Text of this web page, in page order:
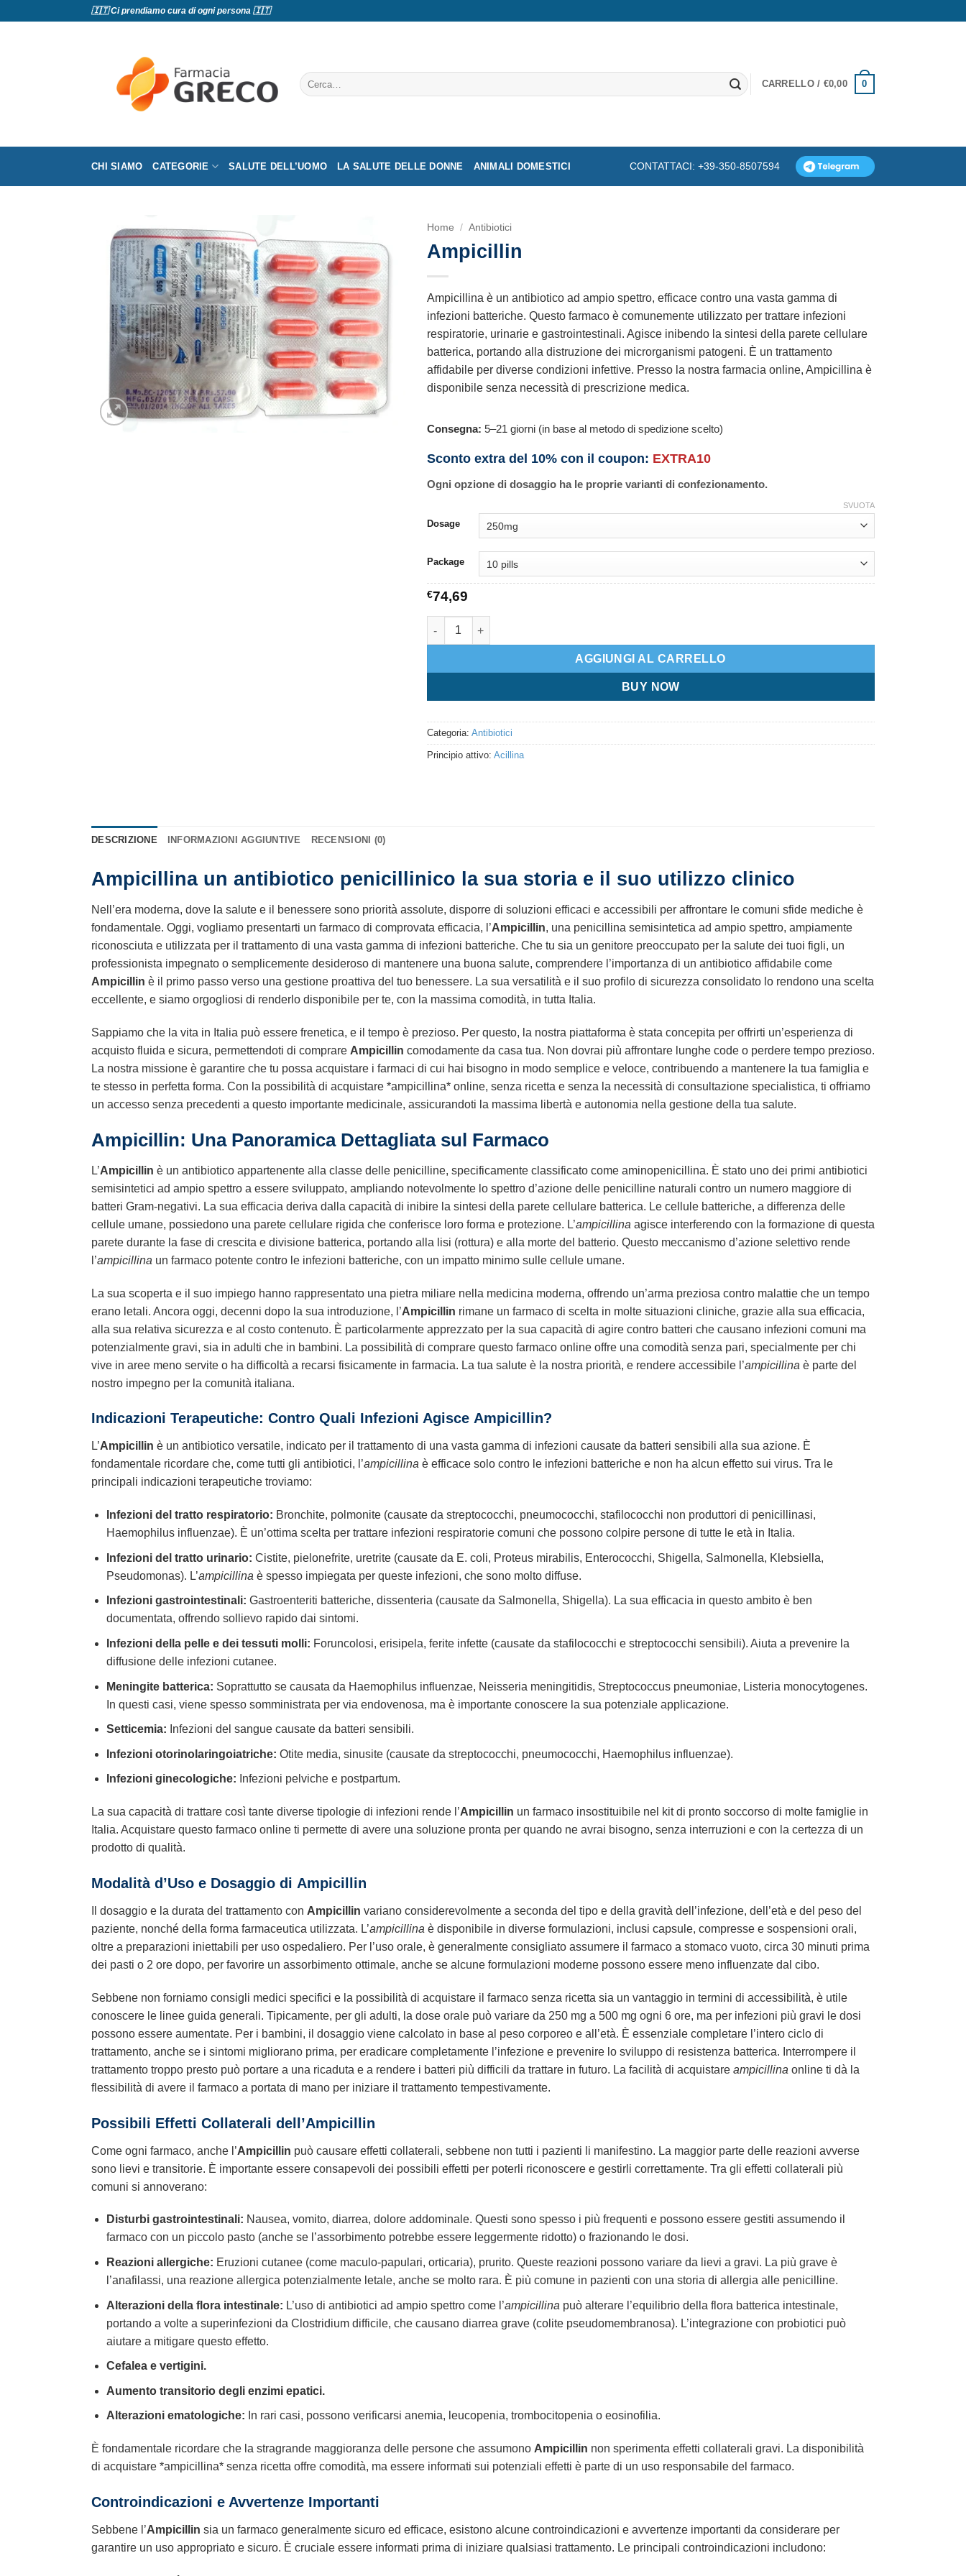
🇮🇹 Ci prendiamo cura di ogni persona 🇮🇹
Cerca:
CARRELLO / €0,00 0
CHI SIAMO CATEGORIE SALUTE DELL’UOMO LA SALUTE DELLE DONNE ANIMALI DOMESTICI CONTATTACI: +39-350-8507594
Home / Antibiotici
Ampicillin
Ampicillina è un antibiotico ad ampio spettro, efficace contro una vasta gamma di
infezioni batteriche. Questo farmaco è comunemente utilizzato per trattare infezioni
respiratorie, urinarie e gastrointestinali. Agisce inibendo la sintesi della parete cellulare
batterica, portando alla distruzione dei microrganismi patogeni. È un trattamento
affidabile per diverse condizioni infettive. Presso la nostra farmacia online, Ampicillina è
disponibile senza necessità di prescrizione medica.
Consegna: 5–21 giorni (in base al metodo di spedizione scelto)
Sconto extra del 10% con il coupon: EXTRA10
Ogni opzione di dosaggio ha le proprie varianti di confezionamento.
Dosage
Package
SVUOTA
€74,69
Ampicillin quantità
AGGIUNGI AL CARRELLO
BUY NOW
Categoria: Antibiotici
Principio attivo: Acillina
DESCRIZIONE INFORMAZIONI AGGIUNTIVE RECENSIONI (0)
Ampicillina un antibiotico penicillinico la sua storia e il suo utilizzo clinico
Nell’era moderna, dove la salute e il benessere sono priorità assolute, disporre di soluzioni efficaci e accessibili per affrontare le comuni sfide mediche è
fondamentale. Oggi, vogliamo presentarti un farmaco di comprovata efficacia, l’Ampicillin, una penicillina semisintetica ad ampio spettro, ampiamente
riconosciuta e utilizzata per il trattamento di una vasta gamma di infezioni batteriche. Che tu sia un genitore preoccupato per la salute dei tuoi figli, un
professionista impegnato o semplicemente desideroso di mantenere una buona salute, comprendere l’importanza di un antibiotico affidabile come
Ampicillin è il primo passo verso una gestione proattiva del tuo benessere. La sua versatilità e il suo profilo di sicurezza consolidato lo rendono una scelta
eccellente, e siamo orgogliosi di renderlo disponibile per te, con la massima comodità, in tutta Italia.
Sappiamo che la vita in Italia può essere frenetica, e il tempo è prezioso. Per questo, la nostra piattaforma è stata concepita per offrirti un’esperienza di
acquisto fluida e sicura, permettendoti di comprare Ampicillin comodamente da casa tua. Non dovrai più affrontare lunghe code o perdere tempo prezioso.
La nostra missione è garantire che tu possa acquistare i farmaci di cui hai bisogno in modo semplice e veloce, contribuendo a mantenere la tua famiglia e
te stesso in perfetta forma. Con la possibilità di acquistare *ampicillina* online, senza ricetta e senza la necessità di consultazione specialistica, ti offriamo
un accesso senza precedenti a questo importante medicinale, assicurandoti la massima libertà e autonomia nella gestione della tua salute.
Ampicillin: Una Panoramica Dettagliata sul Farmaco
L’Ampicillin è un antibiotico appartenente alla classe delle penicilline, specificamente classificato come aminopenicillina. È stato uno dei primi antibiotici
semisintetici ad ampio spettro a essere sviluppato, ampliando notevolmente lo spettro d’azione delle penicilline naturali contro un numero maggiore di
batteri Gram-negativi. La sua efficacia deriva dalla capacità di inibire la sintesi della parete cellulare batterica. Le cellule batteriche, a differenza delle
cellule umane, possiedono una parete cellulare rigida che conferisce loro forma e protezione. L’ampicillina agisce interferendo con la formazione di questa
parete durante la fase di crescita e divisione batterica, portando alla lisi (rottura) e alla morte del batterio. Questo meccanismo d’azione selettivo rende
l’ampicillina un farmaco potente contro le infezioni batteriche, con un impatto minimo sulle cellule umane.
La sua scoperta e il suo impiego hanno rappresentato una pietra miliare nella medicina moderna, offrendo un’arma preziosa contro malattie che un tempo
erano letali. Ancora oggi, decenni dopo la sua introduzione, l’Ampicillin rimane un farmaco di scelta in molte situazioni cliniche, grazie alla sua efficacia,
alla sua relativa sicurezza e al costo contenuto. È particolarmente apprezzato per la sua capacità di agire contro batteri che causano infezioni comuni ma
potenzialmente gravi, sia in adulti che in bambini. La possibilità di comprare questo farmaco online offre una comodità senza pari, specialmente per chi
vive in aree meno servite o ha difficoltà a recarsi fisicamente in farmacia. La tua salute è la nostra priorità, e rendere accessibile l’ampicillina è parte del
nostro impegno per la comunità italiana.
Indicazioni Terapeutiche: Contro Quali Infezioni Agisce Ampicillin?
L’Ampicillin è un antibiotico versatile, indicato per il trattamento di una vasta gamma di infezioni causate da batteri sensibili alla sua azione. È
fondamentale ricordare che, come tutti gli antibiotici, l’ampicillina è efficace solo contro le infezioni batteriche e non ha alcun effetto sui virus. Tra le
principali indicazioni terapeutiche troviamo:
Infezioni del tratto respiratorio: Bronchite, polmonite (causate da streptococchi, pneumococchi, stafilococchi non produttori di penicillinasi,
Haemophilus influenzae). È un’ottima scelta per trattare infezioni respiratorie comuni che possono colpire persone di tutte le età in Italia.
Infezioni del tratto urinario: Cistite, pielonefrite, uretrite (causate da E. coli, Proteus mirabilis, Enterococchi, Shigella, Salmonella, Klebsiella,
Pseudomonas). L’ampicillina è spesso impiegata per queste infezioni, che sono molto diffuse.
Infezioni gastrointestinali: Gastroenteriti batteriche, dissenteria (causate da Salmonella, Shigella). La sua efficacia in questo ambito è ben
documentata, offrendo sollievo rapido dai sintomi.
Infezioni della pelle e dei tessuti molli: Foruncolosi, erisipela, ferite infette (causate da stafilococchi e streptococchi sensibili). Aiuta a prevenire la
diffusione delle infezioni cutanee.
Meningite batterica: Soprattutto se causata da Haemophilus influenzae, Neisseria meningitidis, Streptococcus pneumoniae, Listeria monocytogenes.
In questi casi, viene spesso somministrata per via endovenosa, ma è importante conoscere la sua potenziale applicazione.
Setticemia: Infezioni del sangue causate da batteri sensibili.
Infezioni otorinolaringoiatriche: Otite media, sinusite (causate da streptococchi, pneumococchi, Haemophilus influenzae).
Infezioni ginecologiche: Infezioni pelviche e postpartum.
La sua capacità di trattare così tante diverse tipologie di infezioni rende l’Ampicillin un farmaco insostituibile nel kit di pronto soccorso di molte famiglie in
Italia. Acquistare questo farmaco online ti permette di avere una soluzione pronta per quando ne avrai bisogno, senza interruzioni e con la certezza di un
prodotto di qualità.
Modalità d’Uso e Dosaggio di Ampicillin
Il dosaggio e la durata del trattamento con Ampicillin variano considerevolmente a seconda del tipo e della gravità dell’infezione, dell’età e del peso del
paziente, nonché della forma farmaceutica utilizzata. L’ampicillina è disponibile in diverse formulazioni, inclusi capsule, compresse e sospensioni orali,
oltre a preparazioni iniettabili per uso ospedaliero. Per l’uso orale, è generalmente consigliato assumere il farmaco a stomaco vuoto, circa 30 minuti prima
dei pasti o 2 ore dopo, per favorire un assorbimento ottimale, anche se alcune formulazioni moderne possono essere meno influenzate dal cibo.
Sebbene non forniamo consigli medici specifici e la possibilità di acquistare il farmaco senza ricetta sia un vantaggio in termini di accessibilità, è utile
conoscere le linee guida generali. Tipicamente, per gli adulti, la dose orale può variare da 250 mg a 500 mg ogni 6 ore, ma per infezioni più gravi le dosi
possono essere aumentate. Per i bambini, il dosaggio viene calcolato in base al peso corporeo e all’età. È essenziale completare l’intero ciclo di
trattamento, anche se i sintomi migliorano prima, per eradicare completamente l’infezione e prevenire lo sviluppo di resistenza batterica. Interrompere il
trattamento troppo presto può portare a una ricaduta e a rendere i batteri più difficili da trattare in futuro. La facilità di acquistare ampicillina online ti dà la
flessibilità di avere il farmaco a portata di mano per iniziare il trattamento tempestivamente.
Possibili Effetti Collaterali dell’Ampicillin
Come ogni farmaco, anche l’Ampicillin può causare effetti collaterali, sebbene non tutti i pazienti li manifestino. La maggior parte delle reazioni avverse
sono lievi e transitorie. È importante essere consapevoli dei possibili effetti per poterli riconoscere e gestirli correttamente. Tra gli effetti collaterali più
comuni si annoverano:
Disturbi gastrointestinali: Nausea, vomito, diarrea, dolore addominale. Questi sono spesso i più frequenti e possono essere gestiti assumendo il
farmaco con un piccolo pasto (anche se l’assorbimento potrebbe essere leggermente ridotto) o frazionando le dosi.
Reazioni allergiche: Eruzioni cutanee (come maculo-papulari, orticaria), prurito. Queste reazioni possono variare da lievi a gravi. La più grave è
l’anafilassi, una reazione allergica potenzialmente letale, anche se molto rara. È più comune in pazienti con una storia di allergia alle penicilline.
Alterazioni della flora intestinale: L’uso di antibiotici ad ampio spettro come l’ampicillina può alterare l’equilibrio della flora batterica intestinale,
portando a volte a superinfezioni da Clostridium difficile, che causano diarrea grave (colite pseudomembranosa). L’integrazione con probiotici può
aiutare a mitigare questo effetto.
Cefalea e vertigini.
Aumento transitorio degli enzimi epatici.
Alterazioni ematologiche: In rari casi, possono verificarsi anemia, leucopenia, trombocitopenia o eosinofilia.
È fondamentale ricordare che la stragrande maggioranza delle persone che assumono Ampicillin non sperimenta effetti collaterali gravi. La disponibilità
di acquistare *ampicillina* senza ricetta offre comodità, ma essere informati sui potenziali effetti è parte di un uso responsabile del farmaco.
Controindicazioni e Avvertenze Importanti
Sebbene l’Ampicillin sia un farmaco generalmente sicuro ed efficace, esistono alcune controindicazioni e avvertenze importanti da considerare per
garantire un uso appropriato e sicuro. È cruciale essere informati prima di iniziare qualsiasi trattamento. Le principali controindicazioni includono: